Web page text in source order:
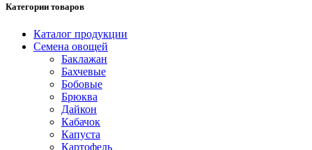
Категории товаров
Каталог продукции
Семена овощей
Баклажан
Бахчевые
Бобовые
Брюква
Дайкон
Кабачок
Капуста
Картофель